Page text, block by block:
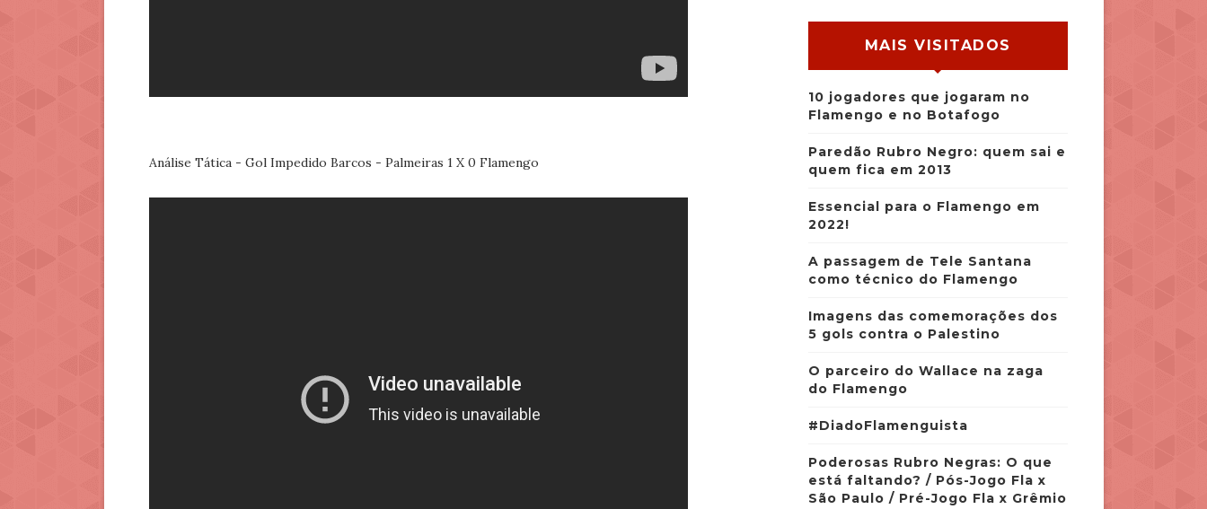
Análise Tática - Gol Impedido Barcos - Palmeiras 1 X 0 Flamengo
MAIS VISITADOS
10 jogadores que jogaram no
Flamengo e no Botafogo
Paredão Rubro Negro: quem sai e
quem fica em 2013
Essencial para o Flamengo em
2022!
A passagem de Tele Santana
como técnico do Flamengo
Imagens das comemorações dos
5 gols contra o Palestino
O parceiro do Wallace na zaga
do Flamengo
#DiadoFlamenguista
Poderosas Rubro Negras: O que
está faltando? / Pós-Jogo Fla x
São Paulo / Pré-Jogo Fla x Grêmio